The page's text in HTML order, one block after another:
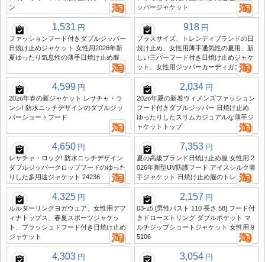
ン
ッパージャケット
1,531 円
ファッションフード付きダブルジッパー
日焼け止めジャケット 女性用2026年新
夏ゆったり気息性の薄手日焼け止め服
918 円
プラスサイズ、トレンディブランドの日
焼け止め、女性用薄手通気性の夏用、新
しい三バーフード付き日焼け止めジャケ
ット、女性用ジッパーカーディガン
4,599 円
2026年春の新ジャケット レサチャ・ラ
ンシ! 防水ニッチデザインのダブルジッ
パーショートフード
2,034 円
2026年夏の新着ウィメンズファッション
フード付きダブルジッパー 日焼け止め
ゆったりしたスリムカジュアルな薄手ジ
ャケットトップ
4,650 円
レサチャ・ロック! 防水ニッチデザイン
ダブルジッパークロップフードのゆった
りした多用途ジャケット 24236
7,353 円
夏の高級ブランド日焼け止め服 女性用 2
026年新型UV防護フード アイスシルク薄
手ジャケット 日焼け止め服のトレンド
4,325 円
ルルダーリングヨガウェア、女性用デフ
ィナトップス、春夏スポーツジャケッ
ト、ブラッシュドフード付き日焼け止め
ジャケット
2,157 円
03-15 [男性バスト 110 長さ 58] フード付
きドローストリング ダブルポケット マ
ルチジップショートジャケット 女性用 9
5106
4,303 円 3,054 円